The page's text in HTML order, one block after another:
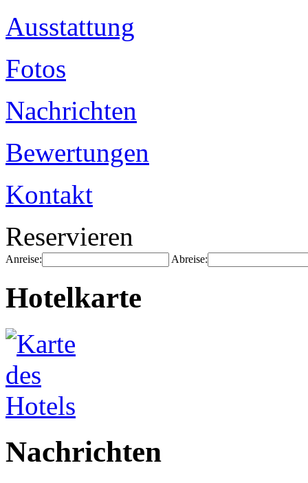
Ausstattung
Fotos
Nachrichten
Bewertungen
Kontakt
Reservieren
Anreise: Abreise:
Hotelkarte
Nachrichten